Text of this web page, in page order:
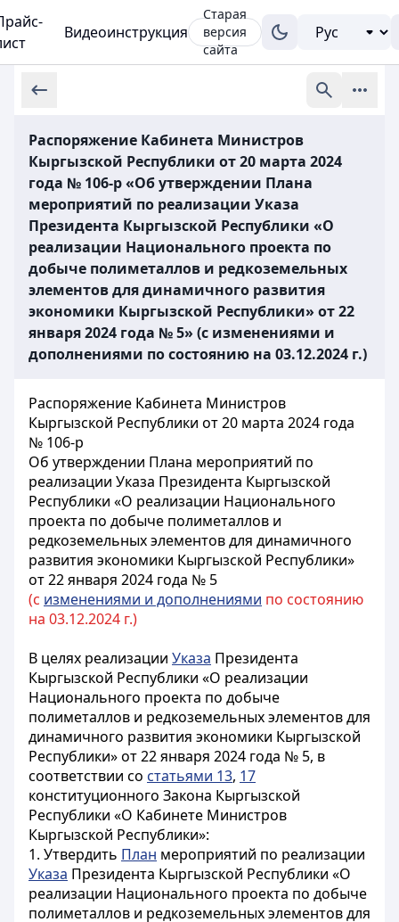
Видеоинструкция
Старая
версия
сайта
Распоряжение Кабинета Министров
Кыргызской Республики от 20 марта 2024
года № 106-р «Об утверждении Плана
мероприятий по реализации Указа
Президента Кыргызской Республики «О
реализации Национального проекта по
добыче полиметаллов и редкоземельных
элементов для динамичного развития
экономики Кыргызской Республики» от 22
января 2024 года № 5» (с изменениями и
дополнениями по состоянию на 03.12.2024 г.)
Распоряжение Кабинета Министров
Кыргызской Республики от 20 марта 2024 года
№ 106-р
Об утверждении Плана мероприятий по
реализации Указа Президента Кыргызской
Республики «О реализации Национального
проекта по добыче полиметаллов и
редкоземельных элементов для динамичного
развития экономики Кыргызской Республики»
от 22 января 2024 года № 5
(с изменениями и дополнениями по состоянию
на 03.12.2024 г.)
В целях реализации Указа Президента
Кыргызской Республики «О реализации
Национального проекта по добыче
полиметаллов и редкоземельных элементов для
динамичного развития экономики Кыргызской
Республики» от 22 января 2024 года № 5, в
соответствии со статьями 13, 17
конституционного Закона Кыргызской
Республики «О Кабинете Министров
Кыргызской Республики»:
1. Утвердить План мероприятий по реализации
Указа Президента Кыргызской Республики «О
реализации Национального проекта по добыче
полиметаллов и редкоземельных элементов для